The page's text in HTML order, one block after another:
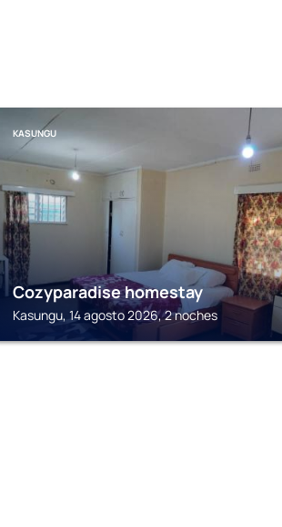
KASUNGU
Cozyparadise homestay
Kasungu, 14 agosto 2026, 2 noches